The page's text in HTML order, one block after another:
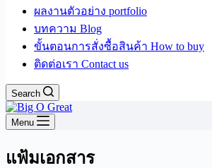
ผลงานตัวอย่าง portfolio
บทความ Blog
ขั้นตอนการสั่งซื้อสินค้า How to buy
ติดต่อเรา Contact us
Search
Menu
แฟ้มเอกสาร